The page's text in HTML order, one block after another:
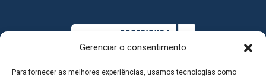
Gerenciar o consentimento
Para fornecer as melhores experiências, usamos tecnologias como